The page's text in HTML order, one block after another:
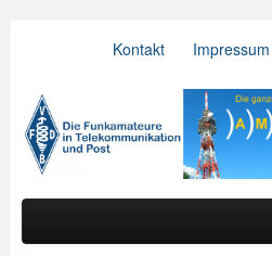
Kontakt Impressum
VFDB e.V.
Hauptmenü